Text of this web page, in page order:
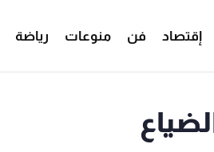
إقتصاد فن منوعات رياضة